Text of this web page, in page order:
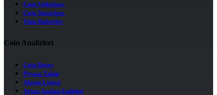
Coin Videoları
Coin Yazarları
Tüm Haberler
Coin Analizleri
Coin Detay
Piyasa Takip
Alarm Listesi
Artan Azalan Endeksi